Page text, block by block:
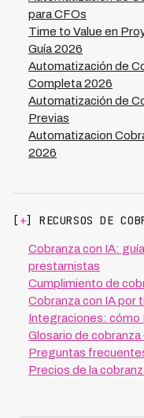
grupo empresarial.
para CFOs
Time to Value en
Guía 2026
Automatización de
Completa 2026
Automatización de
Previas
Automatizacion
2026
[ +] RECURSOS DE
Cobranza con IA:
prestamistas
Cumplimiento de
Cobranza con IA por
Integraciones: cómo
Glosario de
Preguntas
Precios de la